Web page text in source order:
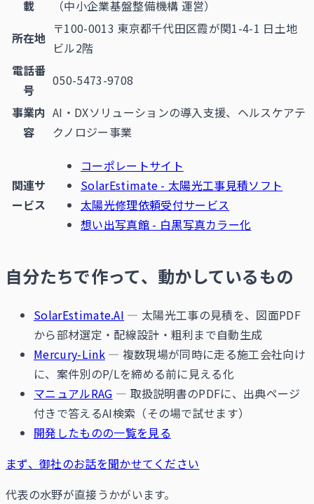
載
（中小企業基盤整備機構 運営）
所在地
〒100-0013 東京都千代田区霞が関1-4-1 日土地
ビル2階
電話番
号
050-5473-9708
事業内
容
AI・DXソリューションの導入支援、ヘルスケアテ
クノロジー事業
関連サ
ービス
コーポレートサイト
SolarEstimate - 太陽光工事見積ソフト
太陽光修理依頼受付サービス
想い出写真館 - 白黒写真カラー化
自分たちで作って、動かしているもの
SolarEstimate.AI — 太陽光工事の見積を、図面PDF
から部材選定・配線設計・粗利まで自動生成
Mercury-Link — 複数現場が同時に走る施工会社向け
に、案件別のP/Lを締める前に見える化
マニュアルRAG — 取扱説明書のPDFに、出典ページ
付きで答えるAI検索（その場で試せます）
開発したものの一覧を見る
まず、御社のお話を聞かせてください
代表の水野が直接うかがいます。